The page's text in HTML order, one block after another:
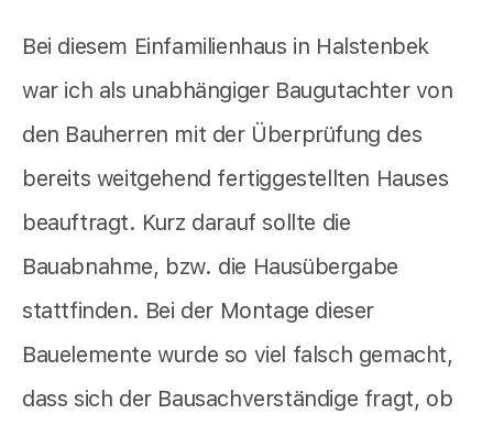
Bei diesem Einfamilienhaus in Halstenbek
war ich als unabhängiger Baugutachter von
den Bauherren mit der Überprüfung des
bereits weitgehend fertiggestellten Hauses
beauftragt. Kurz darauf sollte die
Bauabnahme, bzw. die Hausübergabe
stattfinden. Bei der Montage dieser
Bauelemente wurde so viel falsch gemacht,
dass sich der Bausachverständige fragt, ob